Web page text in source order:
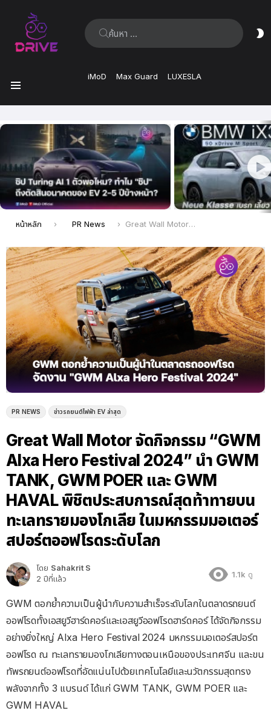
ค้นหา:
iMoD Max Guard LUXESLA
ล่าสุด
คุณอยู่ที่นี่:
หน้าหลัก PR News Great Wall Motor จัดกิจกรรม “GWM Alxa Hero Festival 2024” นำ GWM TANK, GWM POER และ GWM HAVAL พิชิตประสบการณ์สุดท้าทายบนทะเลทรายมองโกเลีย ในมหกรรมมอเตอร์สปอร์ตออฟโรดระดับโลก
PR NEWS ข่าวรถยนต์ไฟฟ้า EV ล่าสุด
Great Wall Motor จัดกิจกรรม “GWM
Alxa Hero Festival 2024” นำ GWM
TANK, GWM POER และ GWM
HAVAL พิชิตประสบการณ์สุดท้าทายบน
ทะเลทรายมองโกเลีย ในมหกรรมมอเตอร์
สปอร์ตออฟโรดระดับโลก
โดย Sahakrit S
2 ปีที่แล้ว
1.1k ดู
GWM ตอกย้ำความเป็นผู้นำกับความสำเร็จระดับโลกในตลาดรถยนต์
ออฟโรดทั้งเอสยูวีฮาร์ดคอร์และเอสยูวีออฟโรดฮาร์ดคอร์ ได้จัดกิจกรรม
อย่างยิ่งใหญ่ Alxa Hero Festival 2024 มหกรรมมอเตอร์สปอร์ต
ออฟโรด ณ ทะเลทรายมองโกเลียทางตอนเหนือของประเทศจีน และขน
ทัพรถยนต์ออฟโรดที่อัดแน่นไปด้วยเทคโนโลยีและนวัตกรรมสุดทรง
พลังจากทั้ง 3 แบรนด์ ได้แก่ GWM TANK, GWM POER และ
GWM HAVAL